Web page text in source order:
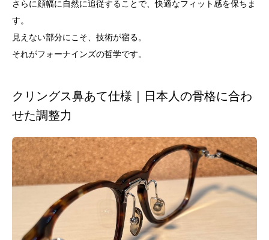
さらに顔幅に自然に追従することで、快適なフィット感を保ちま
す。
見えない部分にこそ、技術が宿る。
それがフォーナインズの哲学です。
クリングス鼻あて仕様｜日本人の骨格に合わ
せた調整力